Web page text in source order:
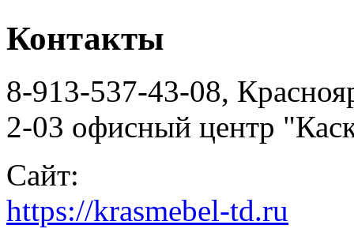
Контакты
8-913-537-43-08,
2-03 офисный центр
Сайт:
https://krasmebel-td.ru